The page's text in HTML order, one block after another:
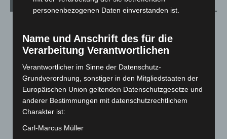
Corona-News
Hannover und Region
Langenhagen und Ortsteile
Leserbriefe
Menschen
Veranstaltungen
personenbezogenen Daten einverstanden ist.
Name und Anschrift des für die
Verarbeitung Verantwortlichen
Verantwortlicher im Sinne der Datenschutz-
Grundverordnung, sonstiger in den Mitgliedstaaten der
Europäischen Union geltenden Datenschutzgesetze und
anderer Bestimmungen mit datenschutzrechtlichem
Charakter ist:
Carl-Marcus Müller